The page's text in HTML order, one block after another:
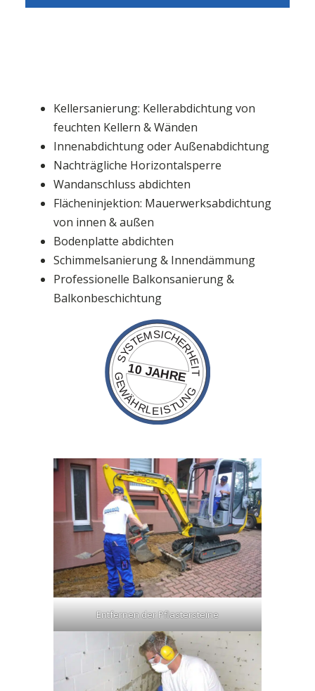
Kellersanierung: Kellerabdichtung von
feuchten Kellern & Wänden
Innenabdichtung oder Außenabdichtung
Nachträgliche Horizontalsperre
Wandanschluss abdichten
Flächeninjektion: Mauerwerksabdichtung
von innen & außen
Bodenplatte abdichten
Schimmelsanierung & Innendämmung
Professionelle Balkonsanierung &
Balkonbeschichtung
Entfernen der Pflastersteine